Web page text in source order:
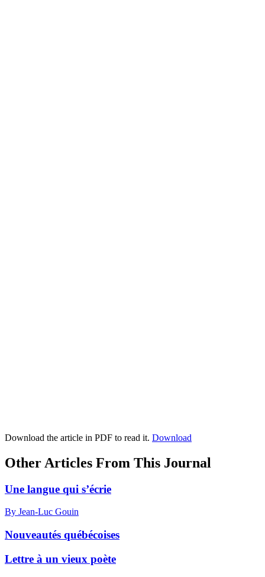
Download the article in PDF to read it. Download
Other Articles From This Journal
Une langue qui s’écrie
By Jean-Luc Gouin
Nouveautés québécoises
Lettre à un vieux poète